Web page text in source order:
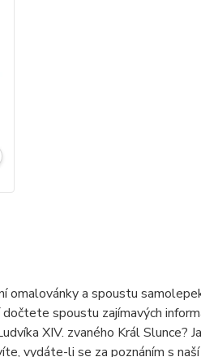
omalovánky a spoustu
spoustu zajímavých
XIV. zvaného Král Slunce?
vydáte-li se za poznáním s naší